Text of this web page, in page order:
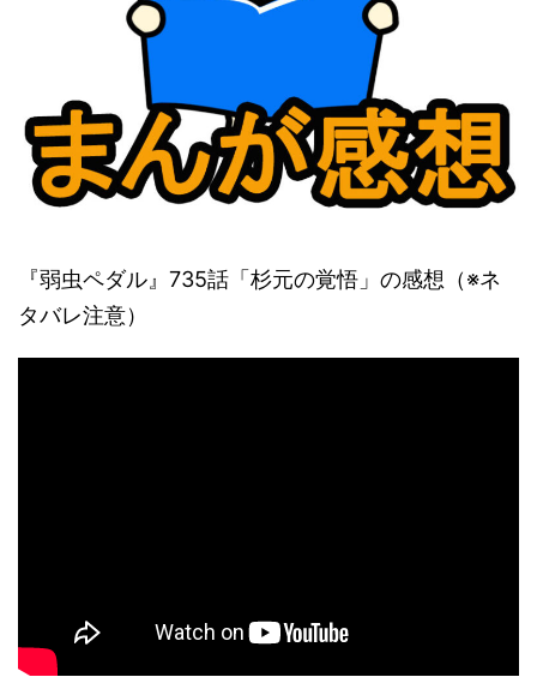
『弱虫ペダル』735話「杉元の覚悟」の感想（※ネ
タバレ注意）